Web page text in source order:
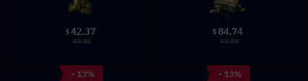
$42.37
49.99
$ 84.74
99.99
- 13%
- 13%